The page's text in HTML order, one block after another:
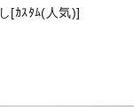
[ｶｽﾀﾑ(人気)]